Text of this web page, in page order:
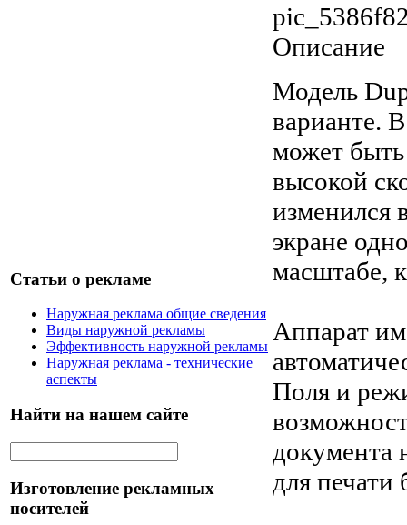
Статьи о рекламе
Наружная реклама общие сведения
Виды наружной рекламы
Эффективность наружной рекламы
Наружная реклама - технические
аспекты
Найти на нашем сайте
Изготовление рекламных
носителей
Описание
Модель
варианте.
может
высокой
изменился
экране
масштабе,
Аппарат
Поля и
документа
для